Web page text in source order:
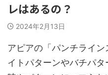
レはあるの？
2024年2月13日
アピアの「パンチライ
イトパターンやバチパ